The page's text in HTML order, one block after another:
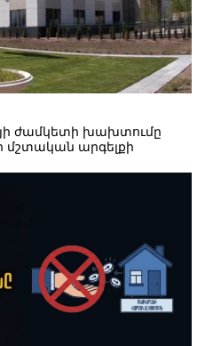
ժամկետի խախտումը
մշտական արգելքի